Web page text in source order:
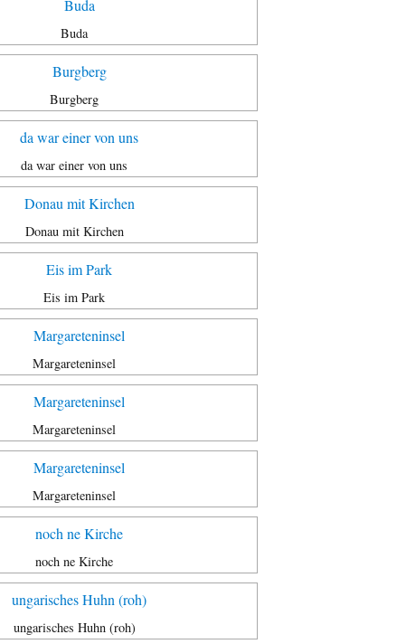
Buda
Burgberg
da war einer von uns
Donau mit Kirchen
Eis im Park
Margareteninsel
Margareteninsel
Margareteninsel
noch ne Kirche
ungarisches Huhn (roh)